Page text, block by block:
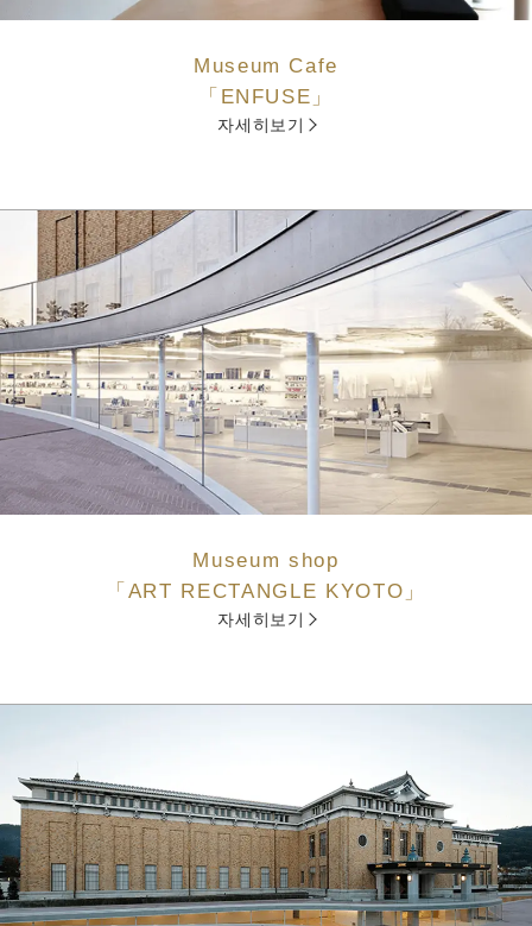
Museum Cafe
「ENFUSE」
자세히보기
Museum shop
「ART RECTANGLE KYOTO」
자세히보기